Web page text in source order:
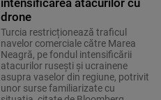
intensificarea atacurilor cu
drone
Turcia restricționează traficul
navelor comerciale către Marea
Neagră, pe fondul intensificării
atacurilor rusești și ucrainene
asupra vaselor din regiune, potrivit
unor surse familiarizate cu